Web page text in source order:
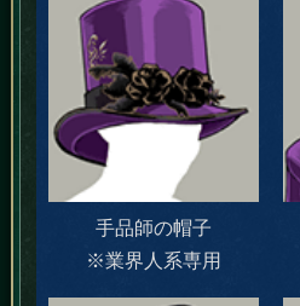
手品師の帽子
※業界人系専用